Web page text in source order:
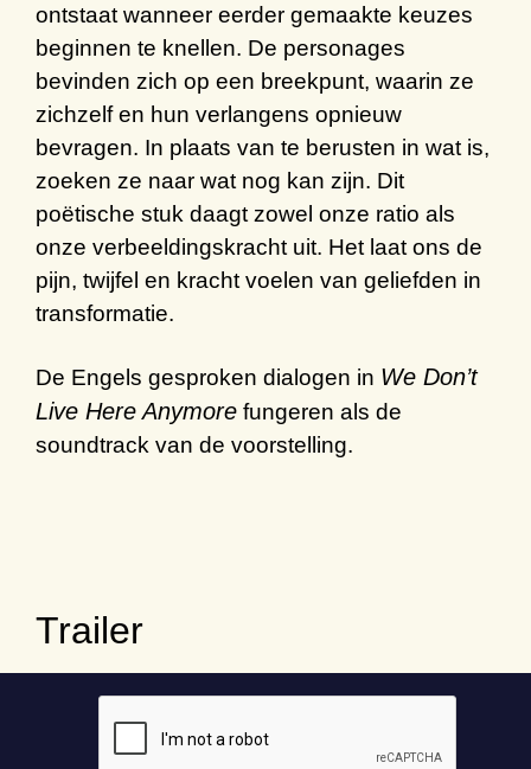
ontstaat wanneer eerder gemaakte keuzes
beginnen te knellen. De personages
bevinden zich op een breekpunt, waarin ze
zichzelf en hun verlangens opnieuw
bevragen. In plaats van te berusten in wat is,
zoeken ze naar wat nog kan zijn. Dit
poëtische stuk daagt zowel onze ratio als
onze verbeeldingskracht uit. Het laat ons de
pijn, twijfel en kracht voelen van geliefden in
transformatie.
De Engels gesproken dialogen in We Don’t
Live Here Anymore fungeren als de
soundtrack van de voorstelling.
Trailer